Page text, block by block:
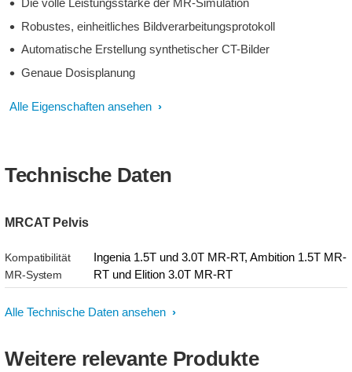
Die volle Leistungsstärke der MR-Simulation
Robustes, einheitliches Bildverarbeitungsprotokoll
Automatische Erstellung synthetischer CT-Bilder
Genaue Dosisplanung
Alle Eigenschaften ansehen
Technische Daten
MRCAT Pelvis
Kompatibilität
MR-System
Ingenia 1.5T und 3.0T MR-RT, Ambition 1.5T MR-
RT und Elition 3.0T MR-RT
Alle Technische Daten ansehen
Weitere relevante Produkte